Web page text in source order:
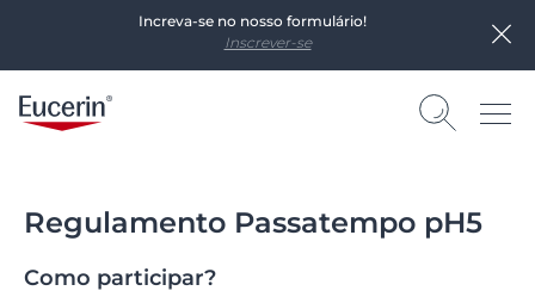
Increva-se no nosso formulário!
Inscrever-se
Regulamento Passatempo pH5
Como participar?